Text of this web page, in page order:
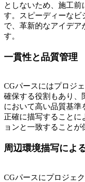
としないため、施工
す。スピーディーなビ
で、革新的なアイデア
す。
一貫性と品質管理
CGパースにはプロジ
確保する役割もあり、
において高い品質基準
正確に描写することに
ョンと一致することが
周辺環境描写によ
CGパースにプロジェ